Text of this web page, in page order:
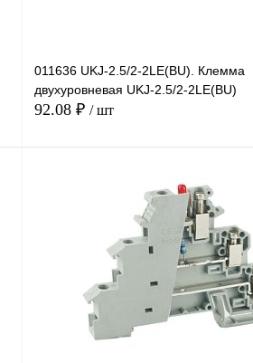
011636 UKJ-2.5/2-2LE(BU). Клемма
двухуровневая UKJ-2.5/2-2LE(BU)
92.08 ₽ / шт
В
Сравнение
Под заказ